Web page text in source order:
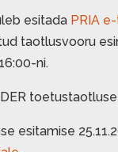
esitada PRIA
taotlusvooru
ni.
esitamise